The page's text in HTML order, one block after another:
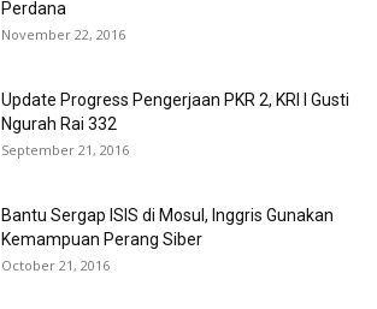
Perdana
November 22, 2016
Update Progress Pengerjaan PKR 2, KRI I Gusti
Ngurah Rai 332
September 21, 2016
Bantu Sergap ISIS di Mosul, Inggris Gunakan
Kemampuan Perang Siber
October 21, 2016